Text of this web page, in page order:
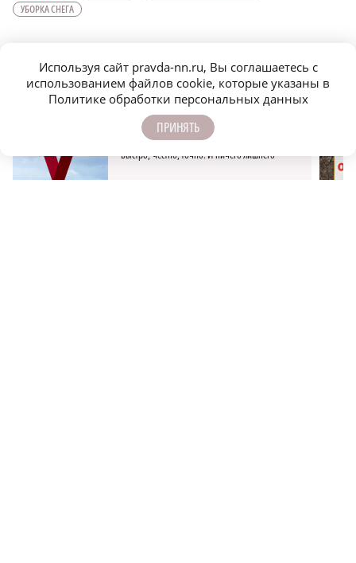
УБОРКА СНЕГА
ПОДПИСЫВАЙТЕСЬ НА НАШИ
КАНАЛЫ В MAX И TELEGRAM:
НИЖЕГОРОДСКАЯ ПРАВДА
Быстро, честно, точно. И ничего лишнего
Используя сайт pravda-nn.ru, Вы соглашаетесь с
использованием файлов cookie, которые указаны в
Политике обработки персональных данных
ПРИНЯТЬ